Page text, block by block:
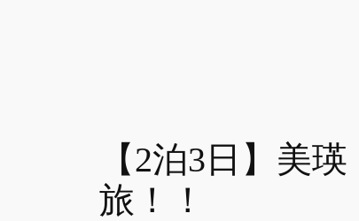
【2泊3日】美
旅！！